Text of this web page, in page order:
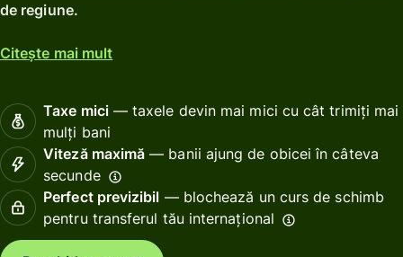
de regiune.
Citește mai mult
Taxe mici— taxele devin mai mici cu cât trimiți mai
mulți bani
Viteză maximă — banii ajung de obicei în câteva
secunde
Perfect previzibil — blochează un curs de schimb
pentru transferul tău internațional